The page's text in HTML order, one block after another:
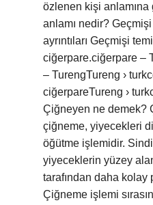
özlenen kişi
anlamı nedir?
ayrıntıları Geçmişi
ciğerpare.ciğerpare –
– TurengTureng ›
ciğerpareTureng ›
Çiğneyen ne demek?
çiğneme, yiyecekleri
öğütme işlemidir.
yiyeceklerin yüzey
tarafından daha kolay
Çiğneme işlemi